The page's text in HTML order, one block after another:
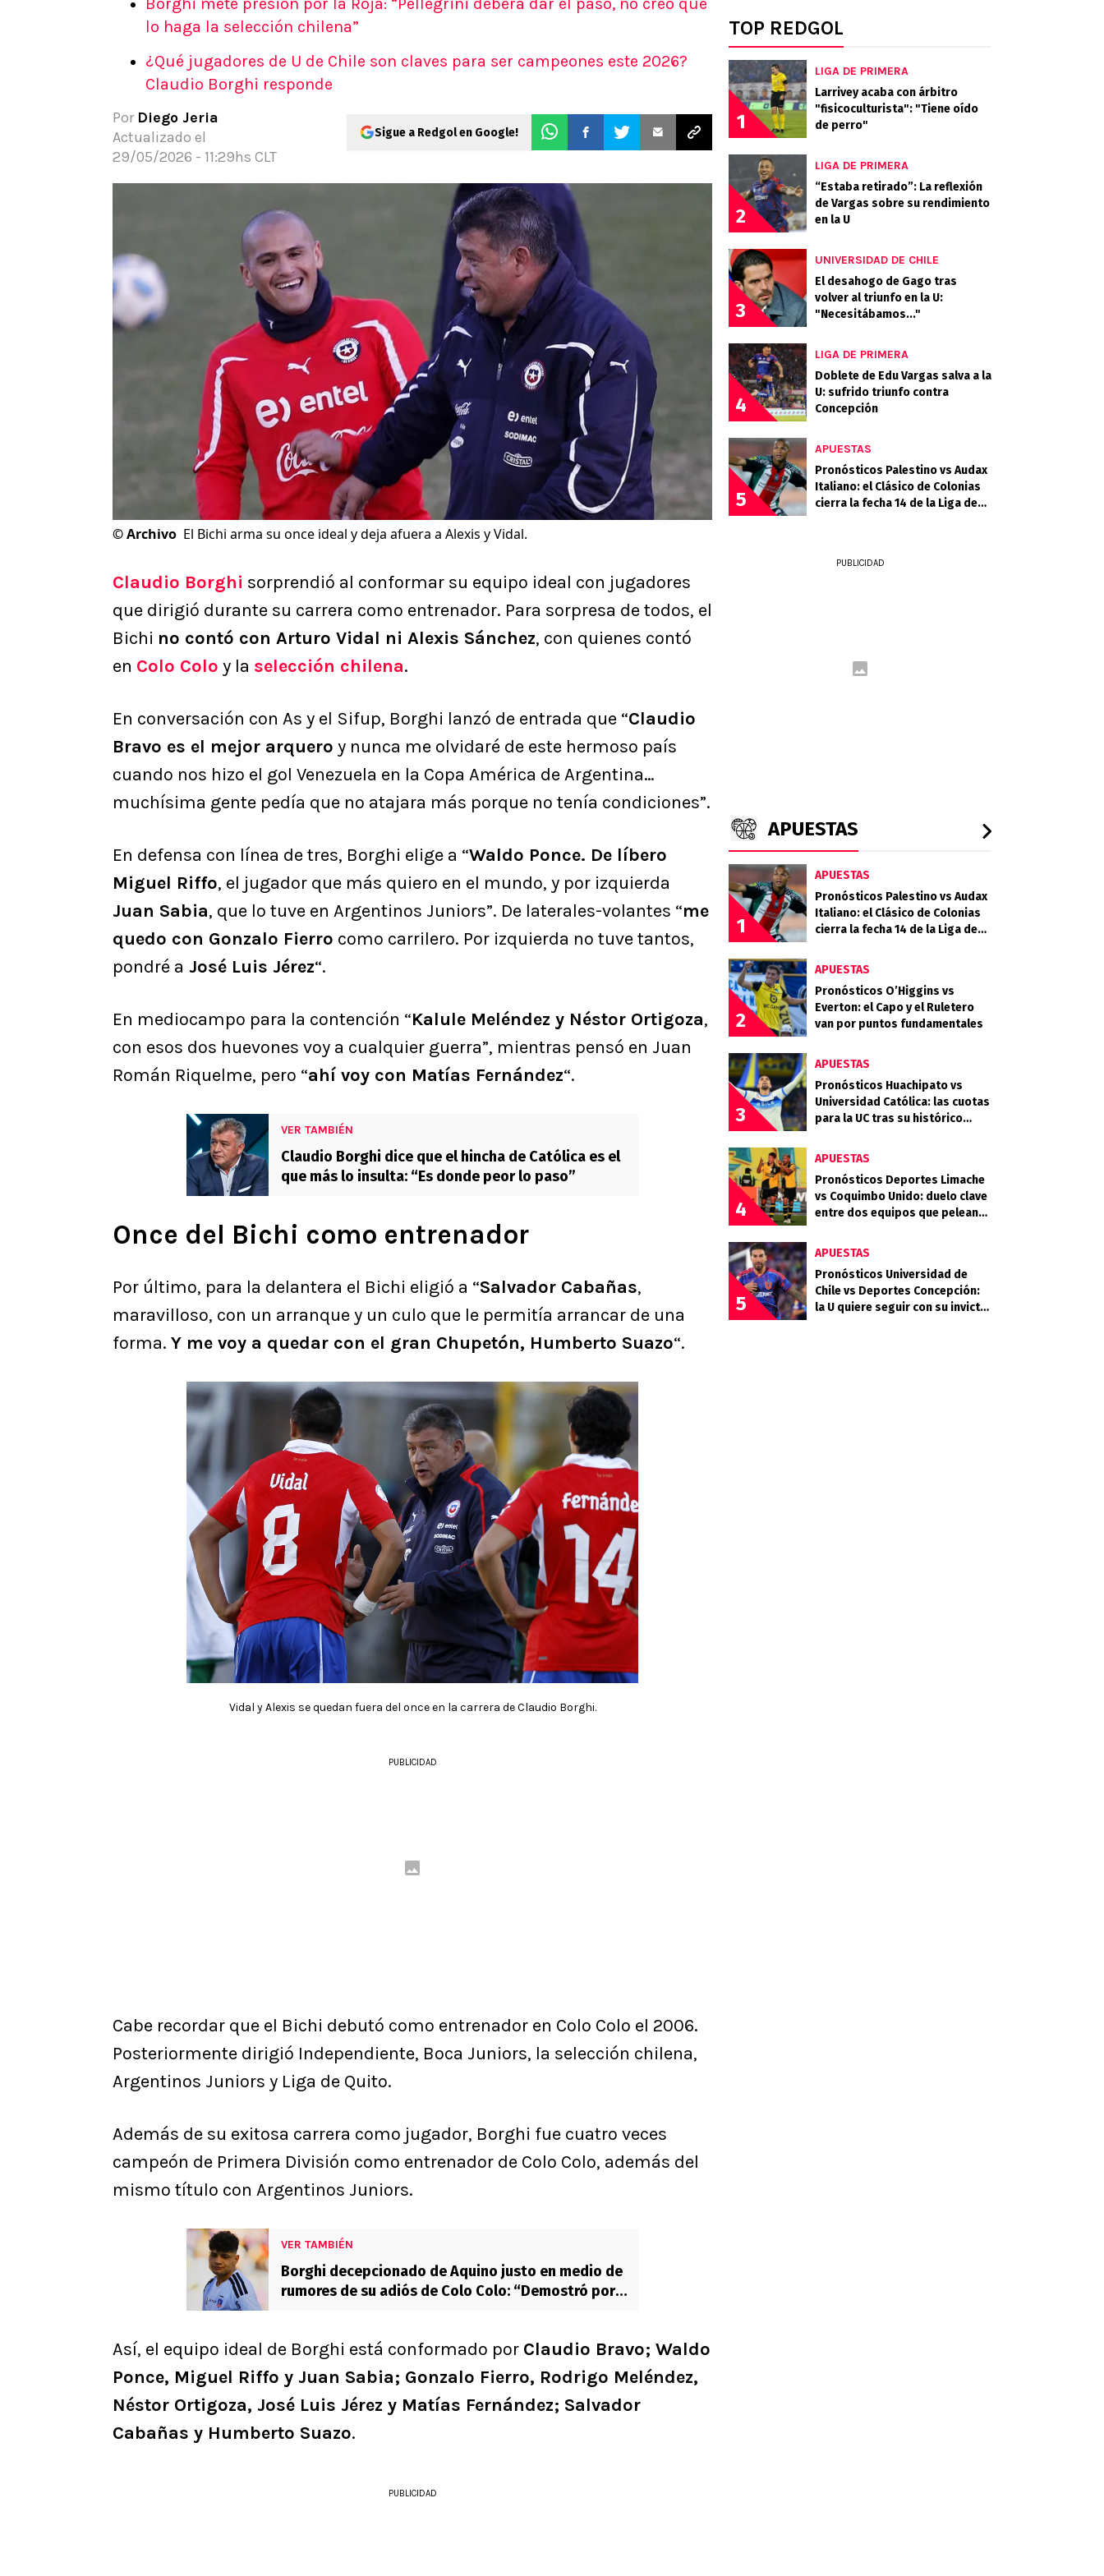
Pronósticos
Apuesta del día
Apuestas Mundial 2026
lo haga la selección chilena”
¿Qué jugadores de U de Chile son claves para ser campeones este 2026?
Claudio Borghi responde
Por Diego Jeria
Actualizado el
29/05/2026 - 11:29hs CLT
Sigue a Redgol en Google!
©Archivo El Bichi arma su once ideal y deja afuera a Alexis y Vidal.
Claudio Borghi sorprendió al conformar su equipo ideal con jugadores
que dirigió durante su carrera como entrenador. Para sorpresa de todos, el
Bichi no contó con Arturo Vidal ni Alexis Sánchez, con quienes contó
en Colo Colo y la selección chilena.
En conversación con As y el Sifup, Borghi lanzó de entrada que “Claudio
Bravo es el mejor arquero y nunca me olvidaré de este hermoso país
cuando nos hizo el gol Venezuela en la Copa América de Argentina…
muchísima gente pedía que no atajara más porque no tenía condiciones”.
En defensa con línea de tres, Borghi elige a “Waldo Ponce. De líbero
Miguel Riffo, el jugador que más quiero en el mundo, y por izquierda
Juan Sabia, que lo tuve en Argentinos Juniors”. De laterales-volantes “me
quedo con Gonzalo Fierro como carrilero. Por izquierda no tuve tantos,
pondré a José Luis Jérez“.
En mediocampo para la contención “Kalule Meléndez y Néstor Ortigoza,
con esos dos huevones voy a cualquier guerra”, mientras pensó en Juan
Román Riquelme, pero “ahí voy con Matías Fernández“.
VER TAMBIÉN
Claudio Borghi dice que el hincha de Católica es el
que más lo insulta: “Es donde peor lo paso”
Once del Bichi como entrenador
Por último, para la delantera el Bichi eligió a “Salvador Cabañas,
maravilloso, con un arranque y un culo que le permitía arrancar de una
forma. Y me voy a quedar con el gran Chupetón, Humberto Suazo“.
Vidal y Alexis se quedan fuera del once en la carrera de Claudio Borghi.
PUBLICIDAD
Cabe recordar que el Bichi debutó como entrenador en Colo Colo el 2006.
Posteriormente dirigió Independiente, Boca Juniors, la selección chilena,
Argentinos Juniors y Liga de Quito.
Además de su exitosa carrera como jugador, Borghi fue cuatro veces
campeón de Primera División como entrenador de Colo Colo, además del
mismo título con Argentinos Juniors.
VER TAMBIÉN
Borghi decepcionado de Aquino justo en medio de
rumores de su adiós de Colo Colo: “Demostró por
Así, el equipo ideal de Borghi está conformado por Claudio Bravo; Waldo
Ponce, Miguel Riffo y Juan Sabia; Gonzalo Fierro, Rodrigo Meléndez,
Néstor Ortigoza, José Luis Jérez y Matías Fernández; Salvador
Cabañas y Humberto Suazo.
PUBLICIDAD
TOP REDGOL
1
LIGA DE PRIMERA
Larrivey acaba con árbitro
"fisicoculturista": "Tiene oído
de perro"
2
LIGA DE PRIMERA
“Estaba retirado”: La reflexión
de Vargas sobre su rendimiento
en la U
3
UNIVERSIDAD DE CHILE
El desahogo de Gago tras
volver al triunfo en la U:
"Necesitábamos..."
4
LIGA DE PRIMERA
Doblete de Edu Vargas salva a la
U: sufrido triunfo contra
Concepción
5
APUESTAS
Pronósticos Palestino vs Audax
Italiano: el Clásico de Colonias
cierra la fecha 14 de la Liga de
PUBLICIDAD
APUESTAS
1
APUESTAS
Pronósticos Palestino vs Audax
Italiano: el Clásico de Colonias
cierra la fecha 14 de la Liga de
2
APUESTAS
Pronósticos O’Higgins vs
Everton: el Capo y el Ruletero
van por puntos fundamentales
3
APUESTAS
Pronósticos Huachipato vs
Universidad Católica: las cuotas
para la UC tras su histórico
4
APUESTAS
Pronósticos Deportes Limache
vs Coquimbo Unido: duelo clave
entre dos equipos que pelean
5
APUESTAS
Pronósticos Universidad de
Chile vs Deportes Concepción:
la U quiere seguir con su invicto